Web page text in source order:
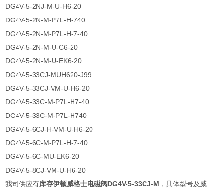
DG4V-5-2NJ-M-U-H6-20
DG4V-5-2N-M-P7L-H-740
DG4V-5-2N-M-P7L-H-7-40
DG4V-5-2N-M-U-C6-20
DG4V-5-2N-M-U-EK6-20
DG4V-5-33CJ-MUH620-J99
DG4V-5-33CJ-VM-U-H6-20
DG4V-5-33C-M-P7L-H7-40
DG4V-5-33C-M-P7L-H740
DG4V-5-6CJ-H-VM-U-H6-20
DG4V-5-6C-M-P7L-H-7-40
DG4V-5-6C-MU-EK6-20
DG4V-5-8CJ-VM-U-H6-20
我司供应有库存伊顿威格士电磁阀DG4V-5-33CJ-M ，具体型号及威